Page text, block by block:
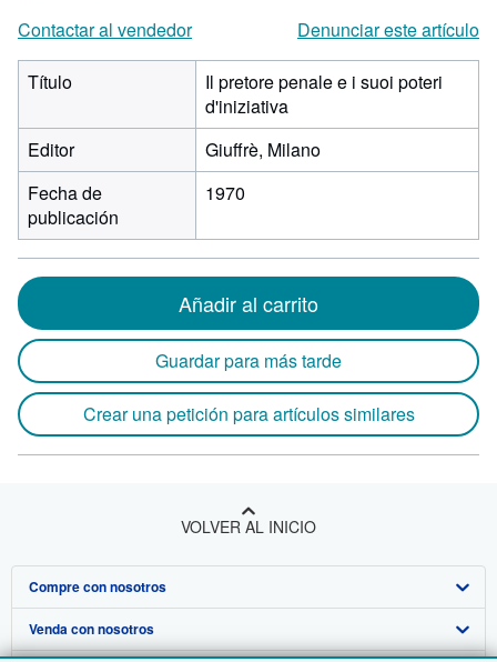
Contactar al vendedor
Denunciar este artículo
Título
Il pretore penale e i suoi poteri
d'iniziativa
Editor
Giuffrè, Milano
Fecha de
publicación
1970
Añadir al carrito
Guardar para más tarde
Crear una petición para artículos similares
VOLVER AL INICIO
Compre con nosotros
Búsqueda avanzada
Venda con nosotros